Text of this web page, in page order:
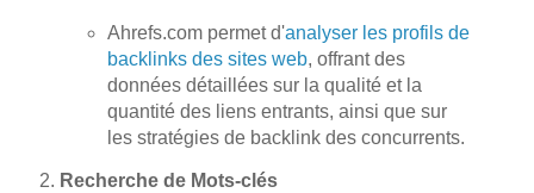
Ahrefs.com permet d'analyser les profils de
backlinks des sites web, offrant des
données détaillées sur la qualité et la
quantité des liens entrants, ainsi que sur
les stratégies de backlink des concurrents.
Recherche de Mots-clés